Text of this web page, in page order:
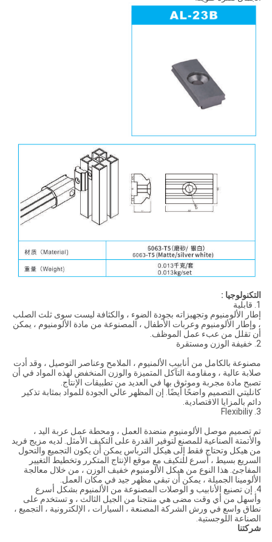
التكنولوجيا :
1. قابلية
إطار الألومنيوم وتجهيزاته بجودة الضوء ، والكثافة ليست سوى ثلث الصلب
، وإطار الألومنيوم وعربات الأطفال ، المصنوعة من مادة الألومنيوم ، يمكن
أن تقلل من عبء عمل الموظف.
2. خفيفة الوزن ومستقرة
مصنوعة بالكامل من أنابيب الألمنيوم ، الملامح وعناصر التوصيل ، وقد أدت
صلابة عالية ، ومقاومة التآكل المتميزة والوزن المنخفض لهذه المواد في أن
تصبح مادة مجربة وموثوق بها في العديد من تطبيقات الإنتاج.
كانليتي التصميم واضحًا أيضًا. إن المظهر عالي الجودة للمواد بمثابة تذكير
دائم بالمزايا الاقتصادية.
3. Flexibiliy
تم تصميم موصل الألومنيوم منضدة العمل ، ومحطة عمل عربة اليد ،
والأتمتة الصناعية للمصنع لتوفير القدرة على التكيف الأمثل. لديه مزيج فريد
من هيكل وتحتاج فقط إلى هيكل الترباس يمكن أن يكون التجميع والتحول
السريع بسيط ، أسرع للتكيف مع موقع الإنتاج المتكرر وتخطيط التغيير
المفاجئ. هذا النوع من هيكل الألومنيوم خفيف الوزن ، من خلال معالجة
الألومينا الجميلة ، يمكن أن تبقي مظهر جيد في مكان العمل.
4. إن تصنيع الأنابيب و الوصلات المصنوعة من الألمنيوم بشكل أسرع
وأسهل من أي وقت مضى هي منتجنا من الجيل الثالث ، و تستخدم على
نطاق واسع في ورش الشركة المصنعة ، السيارات ، الإلكترونية ، التجميع ،
الصناعة اللوجستية.
شركتنا